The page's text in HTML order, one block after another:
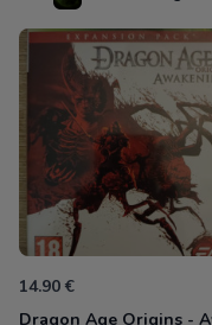
14.90 €